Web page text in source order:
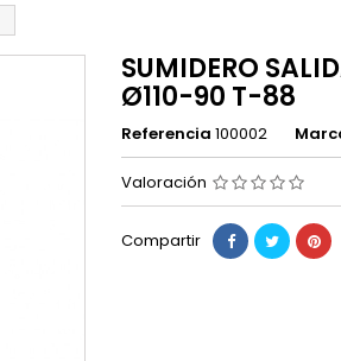
SUMIDERO
Ø110-90 T-88
Referencia 100002
Valoración
Compartir